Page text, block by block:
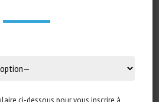
ci-dessous pour vous inscrire à